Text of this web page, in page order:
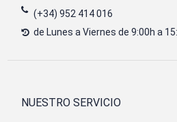
(+34) 952 414 016
de Lunes a Viernes de 9:00h a
NUESTRO SERVICIO